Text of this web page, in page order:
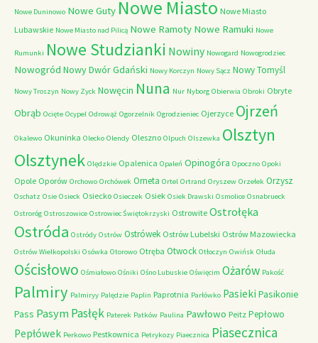
Nowe Duninowo Nowe Guty Nowe Miasto Nowe Miasto
Lubawskie Nowe Miasto nad Pilicą Nowe Ramoty Nowe Ramuki Nowe
Rumunki Nowe Studzianki Nowiny Nowogard Nowogrodziec
Nowogród Nowy Dwór Gdański Nowy Korczyn Nowy Sącz Nowy Tomyśl
Nowy Troszyn Nowy Zyck Nowęcin Nuna Nur Nyborg Obierwia Obroki Obryte
Obrąb Ocięte Ocypel Odrowąż Ogorzelnik Ogrodzieniec Ojerzyce Ojrzeń
Okalewo Okuninka Olecko Olendy Oleszno Olpuch Olszewka Olsztyn
Olsztynek Olędzkie Opalenica Opaleń Opinogóra Opoczno Opoki
Opole Oporów Orchowo Orchówek Orneta Ortel Ortrand Oryszew Orzełek Orzysz
Oschatz Osie Osieck Osiecko Osieczek Osiek Osiek Drawski Osmolice Osnabrueck
Ostroróg Ostroszowice Ostrowiec Świętokrzyski Ostrowite Ostrołęka
Ostróda Ostródy Ostrów Ostrówek Ostrów Lubelski Ostrów Mazowiecka
Ostrów Wielkopolski Osówka Otorowo Otręba Otwock Otłoczyn Owińsk Ołuda
Ościsłowo Ośmiałowo Ośniki Ośno Lubuskie Oświęcim Ożarów Pakość
Palmiry Palmiryy Palędzie Paplin Paprotnia Parłówko Pasieki Pasikonie
Pass PasymPasłęk Paterek Patków Paulina Pawłowo Peitz Pepłowo
Pepłówek Perkowo Pestkownica Petrykozy Piaecznica Piasecznica